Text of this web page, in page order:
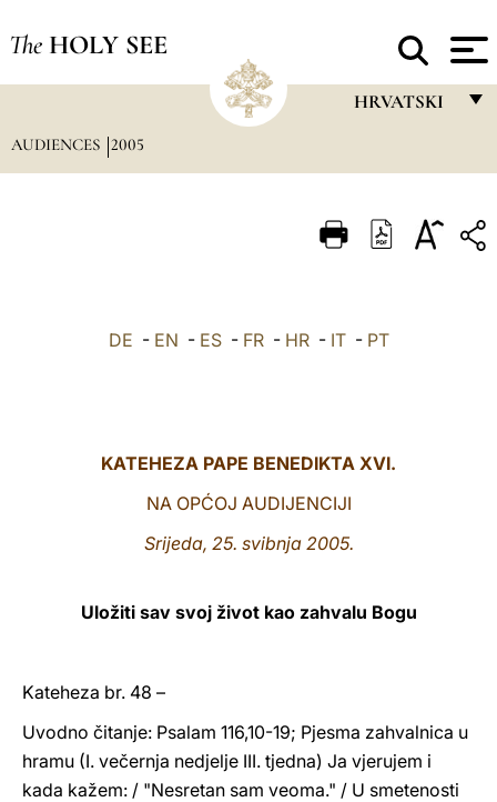
The HOLY SEE
HRVATSKI
ITALIANO
AUDIENCES 2005
DE - EN - ES- FR- HR- IT- PT
KATEHEZA PAPE BENEDIKTA XVI.
NA OPĆOJ AUDIJENCIJI
Srijeda, 25. svibnja 2005.
Uložiti sav svoj život kao zahvalu Bogu
Kateheza br. 48 –
Uvodno čitanje: Psalam 116,10-19; Pjesma zahvalnica u
hramu (I. večernja nedjelje III. tjedna) Ja vjerujem i
kada kažem: / "Nesretan sam veoma." / U smetenosti